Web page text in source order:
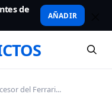
de
AÑADIR
del Ferrari...